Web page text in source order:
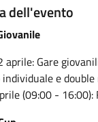
dell'evento
aprile: Gare
e
(09:00 - 16:00):